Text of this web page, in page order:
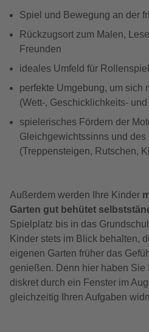
Spiel und Bewegung an der
Rückzugsort zum Malen,
Freunden
ideales Umfeld für
perfekte Umgebung, um sich
(Wett-, Geschicklichkeits-
spielerisches Fördern der
Gleichgewichtssinns und des
(Treppensteigen, Rutschen,
Außerdem werden Ihre Kinder
Garten gut behütet
Spielplatz bis in das
Kinder stets im Blick behalten,
eigenen Garten früher das
genießen. Denn hier haben Sie
diskret durch ein Fenster im
gleichzeitig Ihren Aufgaben